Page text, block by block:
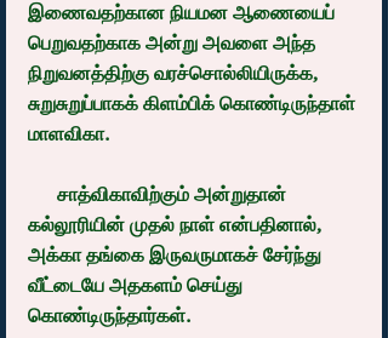
இணைவதற்கான நியமன ஆணையைப்
பெறுவதற்காக அன்று அவளை அந்த
நிறுவனத்திற்கு வரச்சொல்லியிருக்க,
சுறுசுறுப்பாகக் கிளம்பிக் கொண்டிருந்தாள்
மாளவிகா.
கல்லூரியின் முதல் நாள் என்பதினால்,
அக்கா தங்கை இருவருமாகச் சேர்ந்து
வீட்டையே அதகளம் செய்து
கொண்டிருந்தார்கள்.